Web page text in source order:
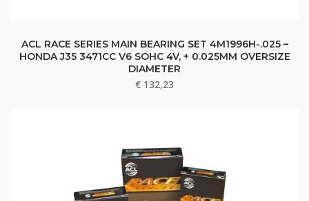
ACL RACE SERIES MAIN BEARING SET 4M1996H-.025 –
HONDA J35 3471CC V6 SOHC 4V, + 0.025MM OVERSIZE
DIAMETER
€ 132,23